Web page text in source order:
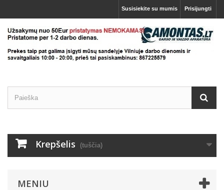
Prisijungti
Susisiekite su mumis
Krepšelis (tuščia)
MENIU